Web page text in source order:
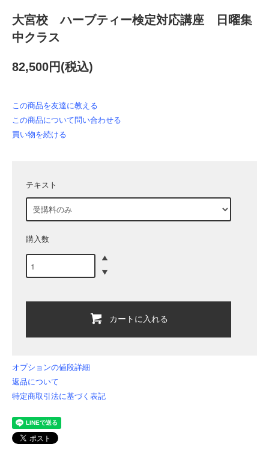
大宮校 ハーブティー検定対応講座 日曜集
中クラス
82,500円(税込)
この商品を友達に教える
この商品について問い合わせる
買い物を続ける
テキスト
購入数
カートに入れる
オプションの値段詳細
返品について
特定商取引法に基づく表記